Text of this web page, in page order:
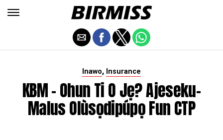
Inawo, Insurance
KBM - Ohun Ti O Jẹ? Ajeseku-
Malus Olùsọdipúpọ Fun CTP